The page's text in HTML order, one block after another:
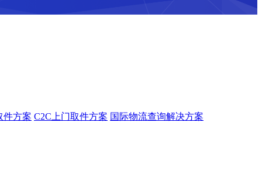
件方案 C2C上门取件方案 国际物流查询解决方案